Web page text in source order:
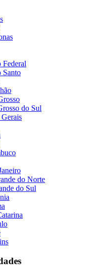
Santo
do Sul
do Norte
do Sul